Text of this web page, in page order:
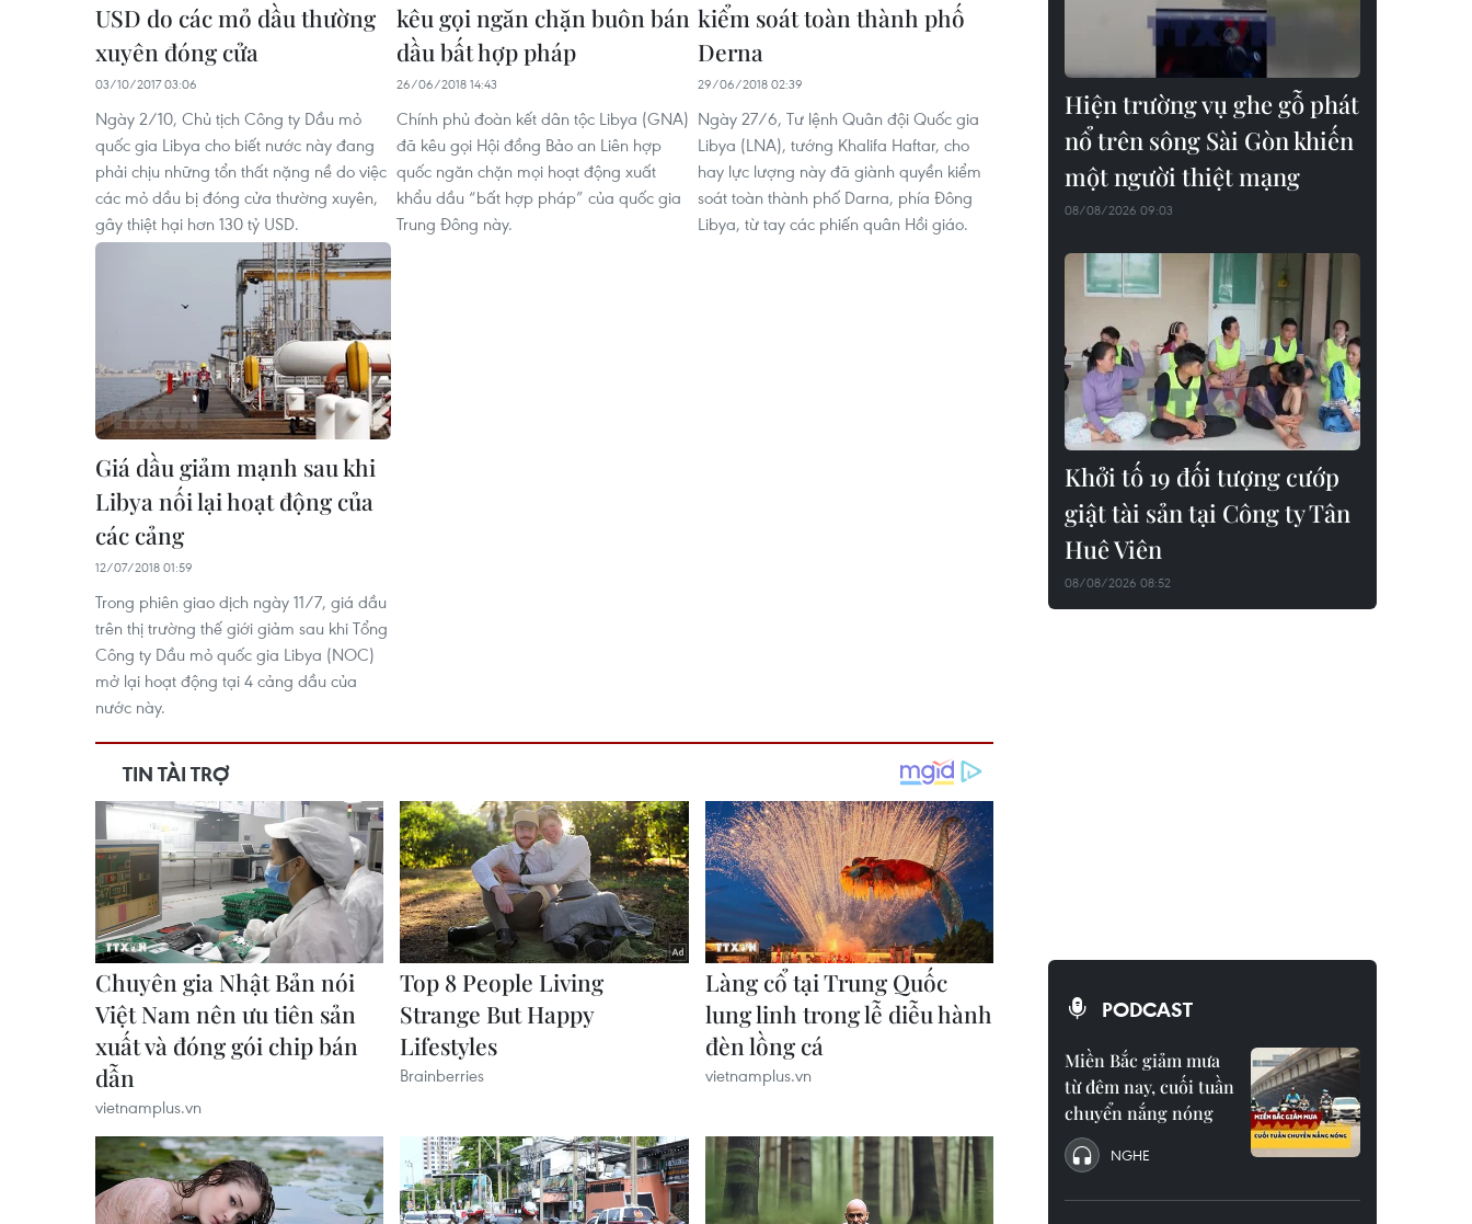
USD do các mỏ dầu thường
xuyên đóng cửa
03/10/2017 03:06
Ngày 2/10, Chủ tịch Công ty Dầu mỏ
quốc gia Libya cho biết nước này đang
phải chịu những tổn thất nặng nề do việc
các mỏ dầu bị đóng cửa thường xuyên,
gây thiệt hại hơn 130 tỷ USD.
kêu gọi ngăn chặn buôn bán
dầu bất hợp pháp
26/06/2018 14:43
Chính phủ đoàn kết dân tộc Libya (GNA)
đã kêu gọi Hội đồng Bảo an Liên hợp
quốc ngăn chặn mọi hoạt động xuất
khẩu dầu “bất hợp pháp” của quốc gia
Trung Đông này.
kiểm soát toàn thành phố
Derna
29/06/2018 02:39
Ngày 27/6, Tư lệnh Quân đội Quốc gia
Libya (LNA), tướng Khalifa Haftar, cho
hay lực lượng này đã giành quyền kiểm
soát toàn thành phố Darna, phía Đông
Libya, từ tay các phiến quân Hồi giáo.
Giá dầu giảm mạnh sau khi
Libya nối lại hoạt động của
các cảng
12/07/2018 01:59
Trong phiên giao dịch ngày 11/7, giá dầu
trên thị trường thế giới giảm sau khi Tổng
Công ty Dầu mỏ quốc gia Libya (NOC)
mở lại hoạt động tại 4 cảng dầu của
nước này.
Hiện trường vụ ghe gỗ phát
nổ trên sông Sài Gòn khiến
một người thiệt mạng
08/08/2026 09:03
Khởi tố 19 đối tượng cướp
giật tài sản tại Công ty Tân
Huê Viên
08/08/2026 08:52
PODCAST
Miền Bắc giảm mưa
từ đêm nay, cuối tuần
chuyển nắng nóng
NGHE